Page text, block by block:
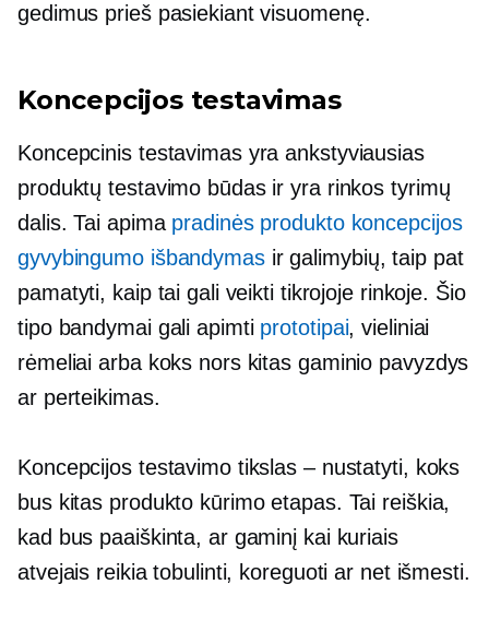
gedimus prieš pasiekiant visuomenę.
Koncepcijos testavimas
Koncepcinis testavimas yra ankstyviausias
produktų testavimo būdas ir yra rinkos tyrimų
dalis. Tai apima pradinės produkto koncepcijos
gyvybingumo išbandymasir galimybių, taip pat
pamatyti, kaip tai gali veikti tikrojoje rinkoje. Šio
tipo bandymai gali apimti prototipai, vieliniai
rėmeliai arba koks nors kitas gaminio pavyzdys
ar perteikimas.
Koncepcijos testavimo tikslas – nustatyti, koks
bus kitas produkto kūrimo etapas. Tai reiškia,
kad bus paaiškinta, ar gaminį kai kuriais
atvejais reikia tobulinti, koreguoti ar net išmesti.